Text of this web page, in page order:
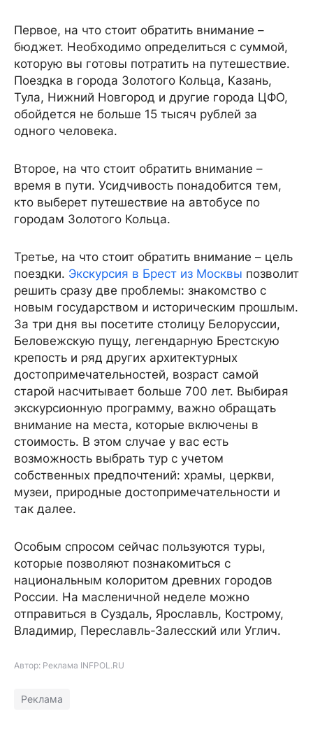
Первое, на что стоит обратить внимание –
бюджет. Необходимо определиться с суммой,
которую вы готовы потратить на путешествие.
Поездка в города Золотого Кольца, Казань,
Тула, Нижний Новгород и другие города ЦФО,
обойдется не больше 15 тысяч рублей за
одного человека.
Второе, на что стоит обратить внимание –
время в пути. Усидчивость понадобится тем,
кто выберет путешествие на автобусе по
городам Золотого Кольца.
Третье, на что стоит обратить внимание – цель
поездки. Экскурсия в Брест из Москвы позволит
решить сразу две проблемы: знакомство с
новым государством и историческим прошлым.
За три дня вы посетите столицу Белоруссии,
Беловежскую пущу, легендарную Брестскую
крепость и ряд других архитектурных
достопримечательностей, возраст самой
старой насчитывает больше 700 лет. Выбирая
экскурсионную программу, важно обращать
внимание на места, которые включены в
стоимость. В этом случае у вас есть
возможность выбрать тур с учетом
собственных предпочтений: храмы, церкви,
музеи, природные достопримечательности и
так далее.
Особым спросом сейчас пользуются туры,
которые позволяют познакомиться с
национальным колоритом древних городов
России. На масленичной неделе можно
отправиться в Суздаль, Ярославль, Кострому,
Владимир, Переславль-Залесский или Углич.
Автор: Реклама INFPOL.RU
Реклама